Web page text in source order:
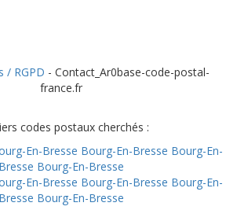
/ RGPD - Contact_Ar0base-code-postal-
france.fr
codes postaux cherchés :
En-Bresse Bourg-En-Bresse Bourg-En-
Bresse Bourg-En-Bresse
En-Bresse Bourg-En-Bresse Bourg-En-
Bresse Bourg-En-Bresse